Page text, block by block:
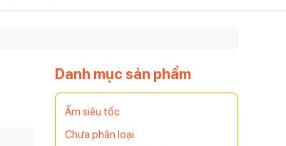
Danh mục sản phẩm
Ấm siêu tốc
Chưa phân loại